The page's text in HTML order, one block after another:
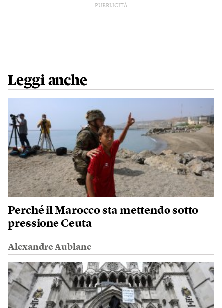
PUBBLICITÀ
Leggi anche
Perché il Marocco sta mettendo sotto
pressione Ceuta
Alexandre Aublanc